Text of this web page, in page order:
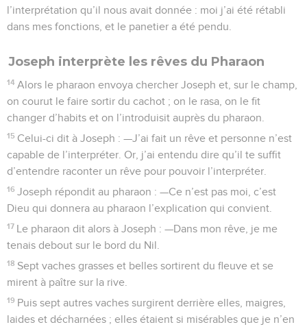
l’interprétation qu’il nous avait donnée : moi j’ai été rétabli
dans mes fonctions, et le panetier a été pendu.
Joseph interprète les rêves du Pharaon
14 Alors le pharaon envoya chercher Joseph et, sur le champ,
on courut le faire sortir du cachot ; on le rasa, on le fit
changer d’habits et on l’introduisit auprès du pharaon.
15 Celui-ci dit à Joseph : —J’ai fait un rêve et personne n’est
capable de l’interpréter. Or, j’ai entendu dire qu’il te suffit
d’entendre raconter un rêve pour pouvoir l’interpréter.
16 Joseph répondit au pharaon : —Ce n’est pas moi, c’est
Dieu qui donnera au pharaon l’explication qui convient.
17 Le pharaon dit alors à Joseph : —Dans mon rêve, je me
tenais debout sur le bord du Nil.
18 Sept vaches grasses et belles sortirent du fleuve et se
mirent à paître sur la rive.
19 Puis sept autres vaches surgirent derrière elles, maigres,
laides et décharnées ; elles étaient si misérables que je n’en